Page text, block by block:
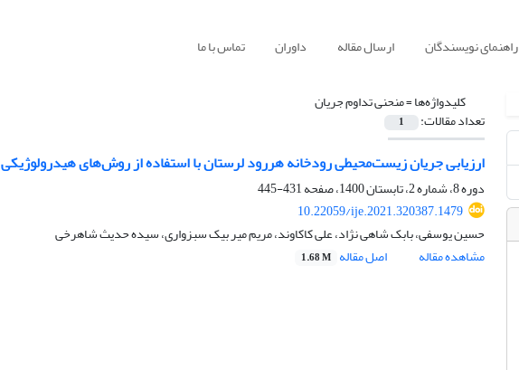
راهنمای نویسندگان ارسال مقاله داوران تماس با ما
کلیدواژه‌ها =منحنی تداوم جریان
تعداد مقالات: 1
ارزیابی جریان زیست‌‌محیطی رودخانه هررود لرستان با استفاده از روش‌های هیدرولوژیکی
دوره 8، شماره 2، تابستان 1400، صفحه
431-445
10.22059/ije.2021.320387.1479
حسین یوسفی، بابک شاهی نژاد، علی کاکاوند، مریم میر بیک سبزواری، سیده حدیث شاهرخی
مشاهده مقاله
اصل مقاله 1.68 M